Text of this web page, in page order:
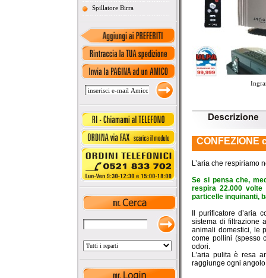
Spillatore Birra
CONFEZIONE
L’aria che respiriamo
Se si pensa che,
respira 22.000
particelle inquinanti,
Il purificatore d’aria
sistema di filtrazione
animali domestici, le
come pollini (spesso
odori.
L’aria pulita è resa
raggiunge ogni